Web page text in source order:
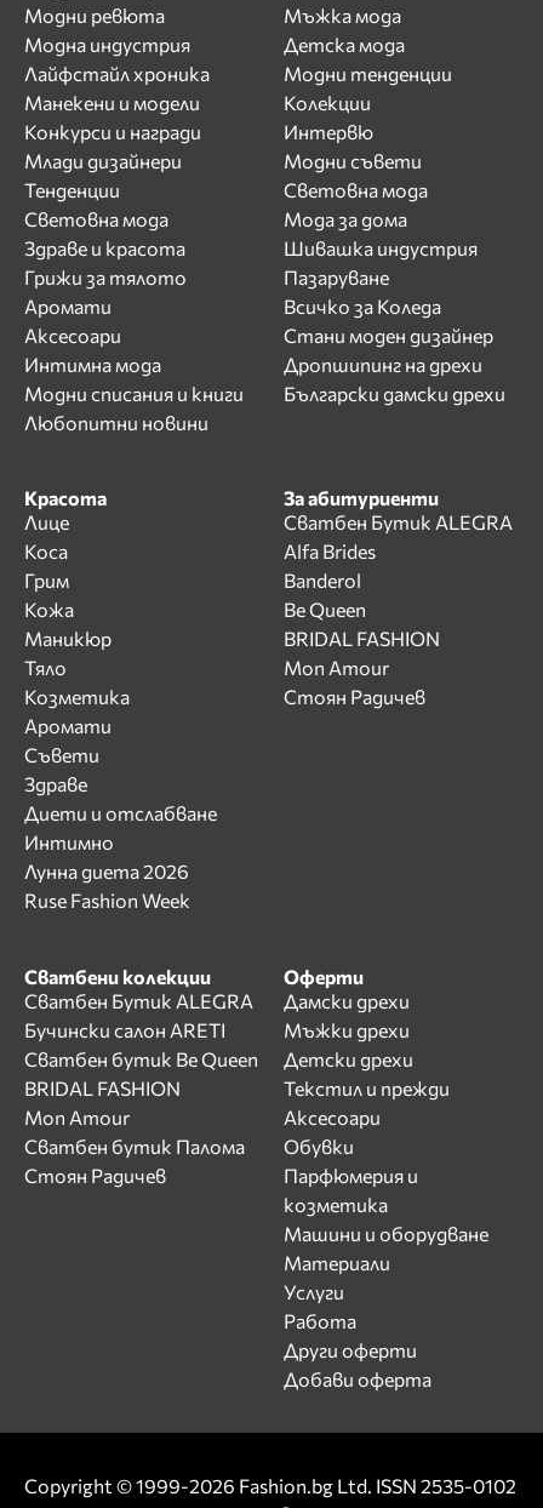
Модни ревюта
Модна индустрия
Лайфстайл хроника
Манекени и модели
Конкурси и награди
Млади дизайнери
Тенденции
Световна мода
Здраве и красота
Грижи за тялото
Аромати
Аксесоари
Интимна мода
Модни списания и книги
Любопитни новини
Мъжка мода
Детска мода
Модни тенденции
Колекции
Интервю
Модни съвети
Световна мода
Мода за дома
Шивашка индустрия
Пазаруване
Всичко за Коледа
Стани моден дизайнер
Дропшипинг на дрехи
Български дамски дрехи
Красота
Лице
Коса
Грим
Кожа
Маникюр
Тяло
Козметика
Аромати
Съвети
Здраве
Диети и отслабване
Интимно
Лунна диета 2026
Ruse Fashion Week
За абитуриенти
Сватбен Бутик ALEGRA
Alfa Brides
Banderol
Be Queen
BRIDAL FASHION
Mon Amour
Стоян Радичев
Сватбени колекции
Сватбен Бутик ALEGRA
Бучински салон ARETI
Сватбен бутик Be Queen
BRIDAL FASHION
Mon Amour
Сватбен бутик Палома
Стоян Радичев
Оферти
Дамски дрехи
Мъжки дрехи
Детски дрехи
Текстил и прежди
Аксесоари
Обувки
Парфюмерия и
козметика
Машини и оборудване
Материали
Услуги
Работа
Други оферти
Добави оферта
Copyright © 1999-2026 Fashion.bg Ltd. ISSN 2535-0102